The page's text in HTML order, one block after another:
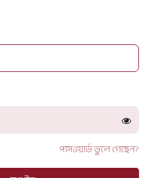
পাসওয়ার্ড ভুলে গেছেন?